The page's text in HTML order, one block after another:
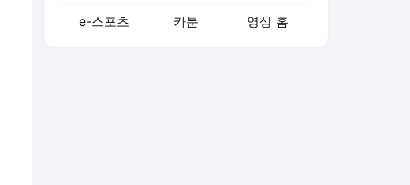
e-스포츠 카툰 영상 홈